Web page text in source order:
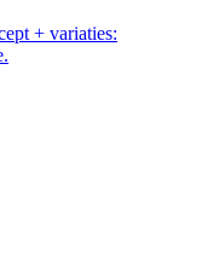
+ variaties: